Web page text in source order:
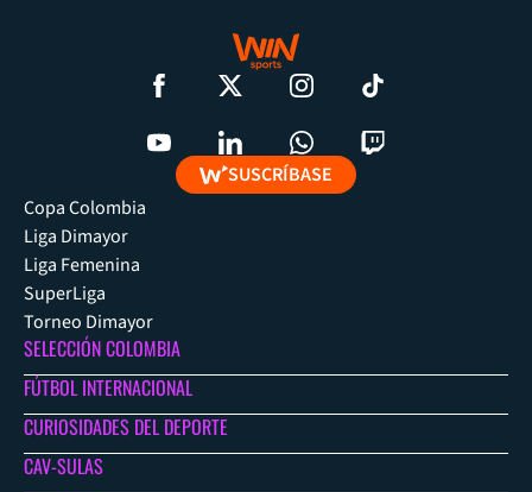
SUSCRÍBASE
Copa Colombia
Liga Dimayor
Liga Femenina
SuperLiga
Torneo Dimayor
SELECCIÓN COLOMBIA
FÚTBOL INTERNACIONAL
CURIOSIDADES DEL DEPORTE
CAV-SULAS